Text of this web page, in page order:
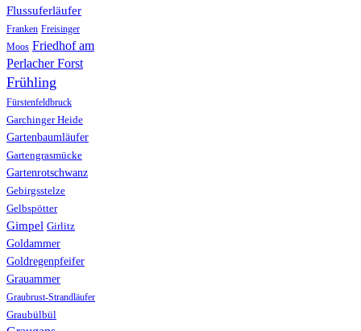
Flussuferläufer
Franken Freisinger
Moos Friedhof am
Perlacher Forst
Frühling
Fürstenfeldbruck
Garchinger Heide
Gartenbaumläufer
Gartengrasmücke
Gartenrotschwanz
Gebirgsstelze
Gelbspötter
Gimpel Girlitz
Goldammer
Goldregenpfeifer
Grauammer
Graubrust-Strandläufer
Graubülbül